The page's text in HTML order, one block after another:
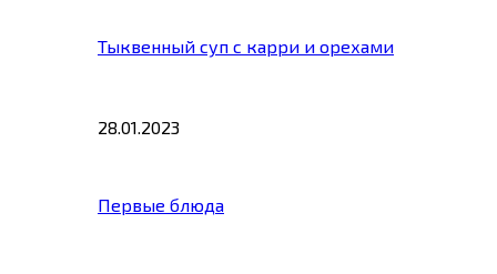
Тыквенный суп с карри и орехами
28.01.2023
Первые блюда